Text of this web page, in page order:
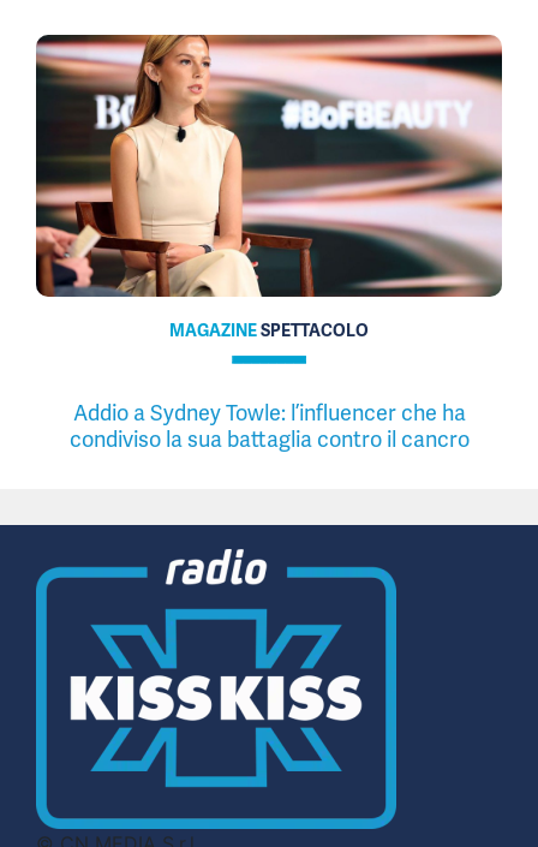
MAGAZINESPETTACOLO
Addio a Sydney Towle: l’influencer che ha
condiviso la sua battaglia contro il cancro